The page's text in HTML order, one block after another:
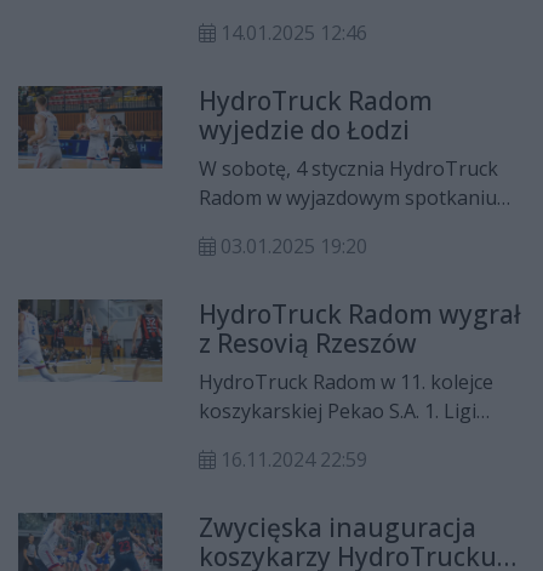
2024/25 Pekao S.A. 1. Ligi.
14.01.2025 12:46
HydroTruck Radom
wyjedzie do Łodzi
W sobotę, 4 stycznia HydroTruck
Radom w wyjazdowym spotkaniu
03.01.2025 19:20
HydroTruck Radom wygrał
z Resovią Rzeszów
HydroTruck Radom w 11. kolejce
koszykarskiej Pekao S.A. 1. Ligi
Energia Polska Resovią Rzeszów.
16.11.2024 22:59
Zwycięska inauguracja
koszykarzy HydroTrucku